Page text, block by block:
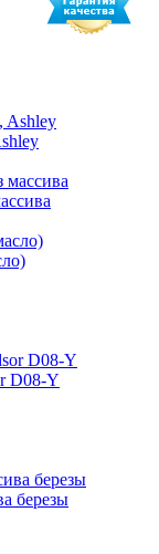
D08-Y
березы